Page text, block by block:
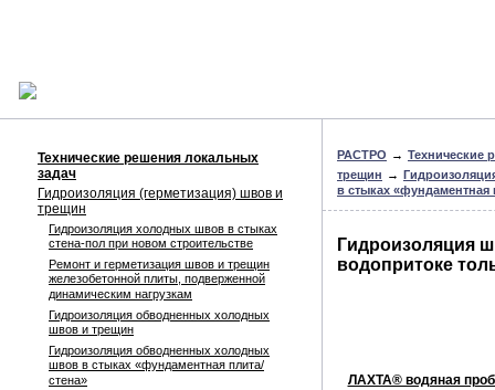
Технические решения локальных
задач
Гидроизоляция (герметизация) швов и
трещин
Гидроизоляция холодных швов в стыках
стена-пол при новом строительстве
Ремонт и герметизация швов и трещин
железобетонной плиты, подверженной
динамическим нагрузкам
Гидроизоляция обводненных холодных
швов и трещин
Гидроизоляция обводненных холодных
швов в стыках «фундаментная плита/
стена»
РАСТРО → Технические
трещин →
в стыках «фундаментная
Гидроизоляция
водопритоке
ЛАХТА® водяная